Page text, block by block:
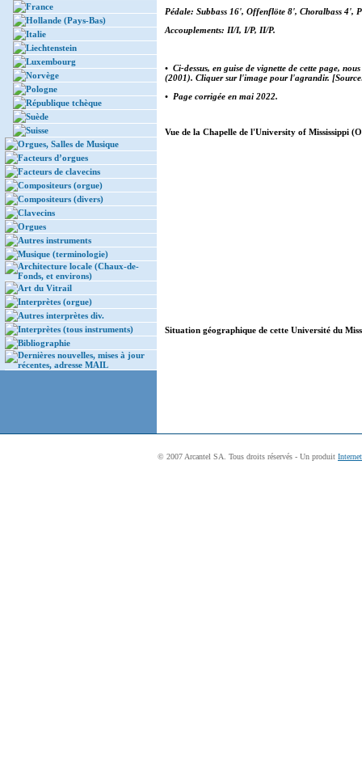
France
Hollande (Pays-Bas)
Italie
Liechtenstein
Luxembourg
Norvège
Pologne
République tchèque
Suède
Suisse
Orgues, Salles de Musique
Facteurs d’orgues
Facteurs de clavecins
Compositeurs (orgue)
Compositeurs (divers)
Clavecins
Orgues
Autres instruments
Musique (terminologie)
Architecture locale (Chaux-de-
Fonds, et environs)
Art du Vitrail
Interprètes (orgue)
Autres interprètes div.
Interprètes (tous instruments)
Bibliographie
Dernières nouvelles, mises à jour
récentes, adresse MAIL
Pédale: Subbass 16', Offenflöte 8', Choralbass 4',
Accouplements: II/I, I/P, II/P.
• Ci-dessus, en guise de vignette de cette page,
(2001). Cliquer sur l'image pour l'agrandir.
• Page corrigée en mai 2022.
Vue de la Chapelle de l'University of Mississippi
Situation géographique de cette Université du
© 2007 Arcantel SA. Tous droits réservés - Un produit